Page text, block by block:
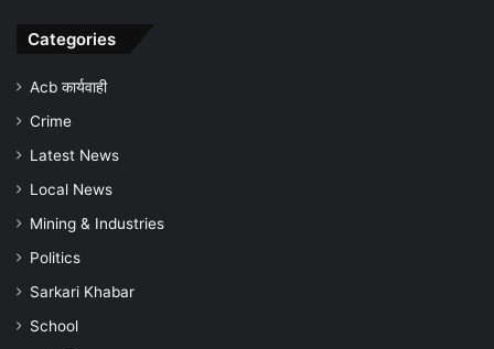
समय
जांच
बचाव
की
Categories
Acb कार्यवाही
Crime
Latest News
Local News
Mining & Industries
Politics
Sarkari Khabar
School